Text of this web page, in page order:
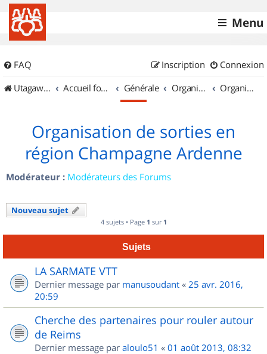
Menu
FAQ Connexion
Inscription
UtagawaVTT (Randos VTT et VTTAE avec traces GPS)
Accueil forum Générale Organisation de sorties & Recherche de partenaires Organisation de sorties en région Champagne Ardenne
Organisation de sorties en
région Champagne Ardenne
Modérateur : Modérateurs des Forums
Nouveau sujet
4 sujets • Page 1 sur 1
Sujets
LA SARMATE VTT
Dernier message par manusoudant « 25 avr. 2016,
20:59
Cherche des partenaires pour rouler autour
de Reims
Dernier message par aloulo51 « 01 août 2013, 08:32